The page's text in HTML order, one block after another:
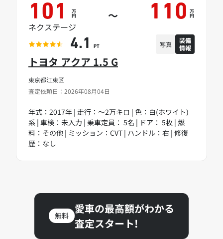
東京都江東区
査定依頼日：2026年08月04日
トヨタ アクア 1.5 G
年式：2017年 | 走行：～2万キロ | 色：白(ホワイト)
系 | 車検：未入力 | 乗車定員： 5名 | ドア： 5枚 | 燃
料：その他 | ミッション：CVT | ハンドル：右 | 修復
歴：なし
101 万
円 ～ 110 万
円
ネクステージ
4.1 PT 写真
装備
情報
無料
愛車の最高額がわかる
査定スタート!